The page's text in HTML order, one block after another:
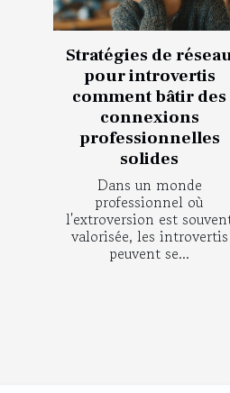
Stratégies de
pour introvertis
comment bâtir des
connexions
professionnelles
solides
Dans un monde
professionnel où
l'extroversion est
valorisée, les introvertis
peuvent se...